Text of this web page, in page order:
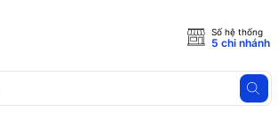
Số hệ thống
5 chi nhánh